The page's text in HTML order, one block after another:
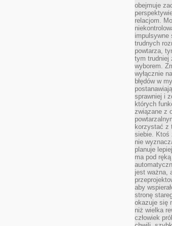
obejmuje
relacjom.
impulsywne
trudnych
powtarza,
tym trudniej
wyborem.
wyłącznie
błędów w
sprawniej i
których
związane z
korzystać z
siebie. Ktoś
nie
planuje
ma pod
jest ważna,
aby
stronę
okazuje się
niż wielka
człowiek